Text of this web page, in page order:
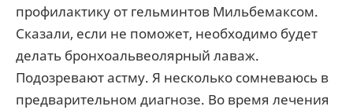
профилактику от гельминтов Мильбемаксом.
Сказали, если не поможет, необходимо будет
делать бронхоальвеолярный лаваж.
Подозревают астму. Я несколько сомневаюсь в
предварительном диагнозе. Во время лечения